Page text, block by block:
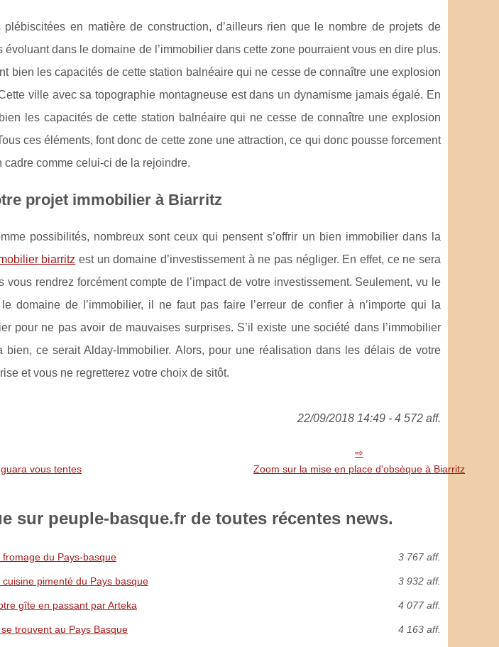
en matière de construction, d’ailleurs rien que le nombre de projets de
dans le domaine de l’immobilier dans cette zone pourraient vous en dire plus.
bien les capacités de cette station balnéaire qui ne cesse de connaître une explosion
ville avec sa topographie montagneuse est dans un dynamisme jamais égalé. En
les capacités de cette station balnéaire qui ne cesse de connaître une explosion
ces éléments, font donc de cette zone une attraction, ce qui donc pousse forcement
comme celui-ci de la rejoindre.
projet immobilier à Biarritz
possibilités, nombreux sont ceux qui pensent s’offrir un bien immobilier dans la
biarritz est un domaine d’investissement à ne pas négliger. En effet, ce ne sera
rendrez forcément compte de l’impact de votre investissement. Seulement, vu le
domaine de l’immobilier, il ne faut pas faire l’erreur de confier à n’importe qui la
pour ne pas avoir de mauvaises surprises. S’il existe une société dans l’immobilier
ce serait Alday-Immobilier. Alors, pour une réalisation dans les délais de votre
et vous ne regretterez votre choix de sitôt.
22/09/2018 14:49 - 4 572 aff.
vous tentes
Zoom sur la mise en place d'obsèque à Biarritz
sur peuple-basque.fr de toutes récentes news.
du Pays-basque 3 767 aff.
pimenté du Pays basque 3 932 aff.
gîte en passant par Arteka 4 077 aff.
trouvent au Pays Basque 4 163 aff.